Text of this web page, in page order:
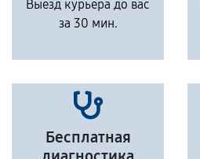
Выезд курьера до вас
за 30 мин.
Бесплатная